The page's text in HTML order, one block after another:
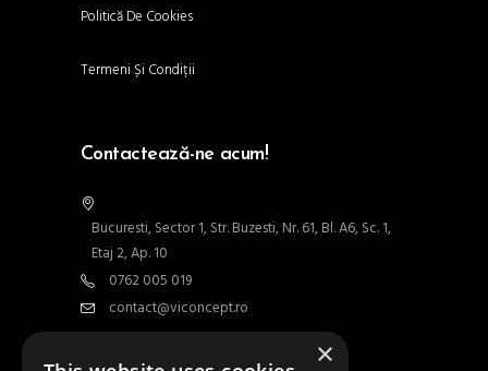
Politică De Cookies
Termeni Și Condiții
Contactează-ne acum!
Bucuresti, Sector 1, Str. Buzesti, Nr. 61, Bl. A6, Sc. 1,
Etaj 2, Ap. 10
0762 005 019
contact@viconcept.ro
Contact ×